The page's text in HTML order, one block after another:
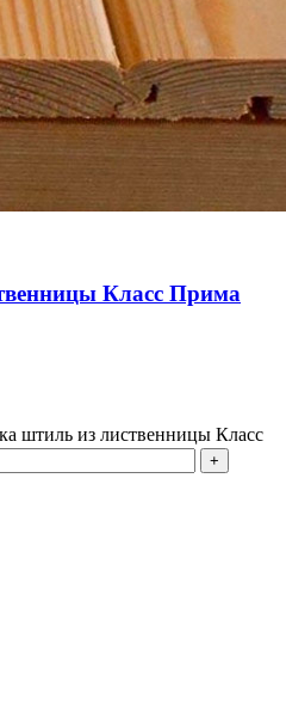
Класс Прима
штиль из лиственницы Класс